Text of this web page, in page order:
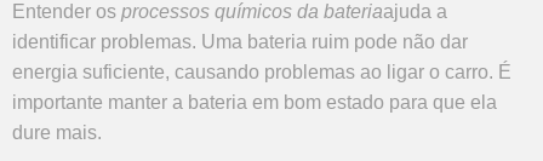
Entender os processos químicos da bateriaajuda a
identificar problemas. Uma bateria ruim pode não dar
energia suficiente, causando problemas ao ligar o carro. É
importante manter a bateria em bom estado para que ela
dure mais.